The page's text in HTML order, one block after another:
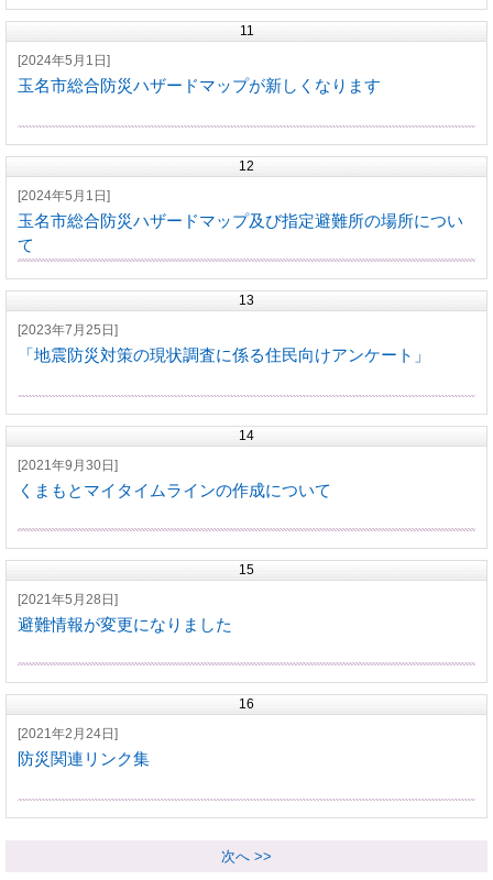
11
[2024年5月1日]
玉名市総合防災ハザードマップが新しくなります
12
[2024年5月1日]
玉名市総合防災ハザードマップ及び指定避難所の場所につい
て
13
[2023年7月25日]
「地震防災対策の現状調査に係る住民向けアンケート」
14
[2021年9月30日]
くまもとマイタイムラインの作成について
15
[2021年5月28日]
避難情報が変更になりました
16
[2021年2月24日]
防災関連リンク集
次へ >>